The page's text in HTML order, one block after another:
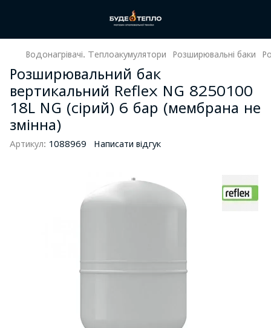
Водонагрівачі. Теплоакумулятори Розширювальні баки
Розширювальний бак
вертикальний Reflex NG 8250100
18L NG (сірий) 6 бар (мембрана не
змінна)
Артикул: 1088969 Написати відгук